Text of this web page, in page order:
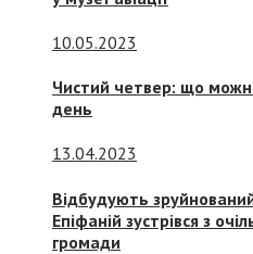
10.05.2023
Чистий четвер: що
день
13.04.2023
Відбудують
Епіфаній зустрівся з
громади